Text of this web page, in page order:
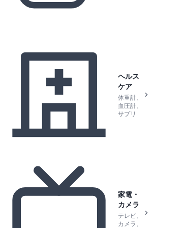
ヘルス
ケア
体重計、
血圧計、
サプリ
家電・
カメラ
テレビ、
カメラ、